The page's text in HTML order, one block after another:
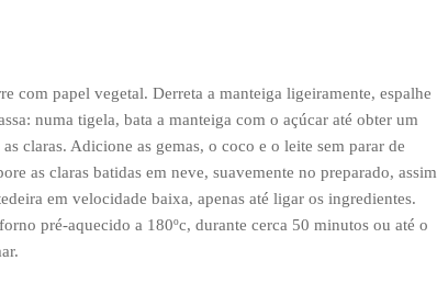
com papel vegetal. Derreta a manteiga ligeiramente, espalhe
numa tigela, bata a manteiga com o açúcar até obter um
claras. Adicione as gemas, o coco e o leite sem parar de
as claras batidas em neve, suavemente no preparado, assim
em velocidade baixa, apenas até ligar os ingredientes.
pré-aquecido a 180ºc, durante cerca 50 minutos ou até o